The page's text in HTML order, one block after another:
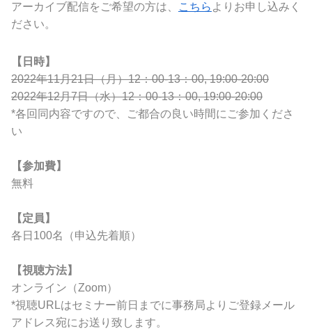
アーカイブ配信をご希望の方は、
こちら よりお申し込みく
ださい。
【日時】
2022年11月21日（月）12：00-13：00, 19:00-20:00
2022年12月7日（水）12：00-13：00, 19:00-20:00
*各回同内容ですので、ご都合の良い時間にご参加くださ
い
【参加費】
無料
【定員】
各日100名（申込先着順）
【視聴方法】
オンライン（Zoom）
*視聴URLはセミナー前日までに事務局よりご登録メール
アドレス宛にお送り致します。